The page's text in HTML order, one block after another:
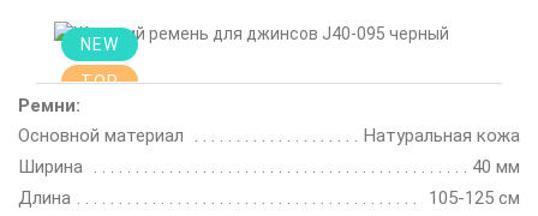
Контакты
Сравнение товаров
NEW
TOP
Ремни:
Основной материал
Натуральная кожа
Ширина
40 мм
Длина
105-125 см